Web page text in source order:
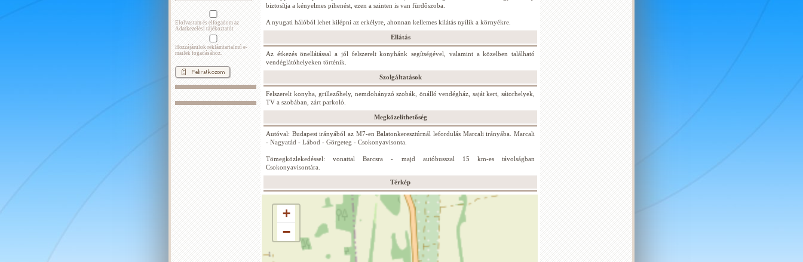
Elolvastam és elfogadom az
Adatkezelési tájékoztatót
Hozzájárulok reklámtartalmú e-
mailek fogadásához.
biztosítja a kényelmes pihenést, ezen a szinten is van fürdőszoba.
A nyugati hálóból lehet kilépni az erkélyre, ahonnan kellemes kilátás nyílik a környékre.
Ellátás
Az étkezés önellátással a jól felszerelt konyhánk segítségével, valamint a közelben található
vendéglátóhelyeken történik.
Szolgáltatások
Felszerelt konyha, grillezőhely, nemdohányzó szobák, önálló vendégház, saját kert, sátorhelyek,
TV a szobában, zárt parkoló.
Megközelíthetőség
Autóval: Budapest irányából az M7-en Balatonkeresztúrnál lefordulás Marcali irányába. Marcali
- Nagyatád - Lábod - Görgeteg - Csokonyavisonta.
Tömegközlekedéssel: vonattal Barcsra - majd autóbusszal 15 km-es távolságban
Csokonyavisontára.
Térkép
+
−